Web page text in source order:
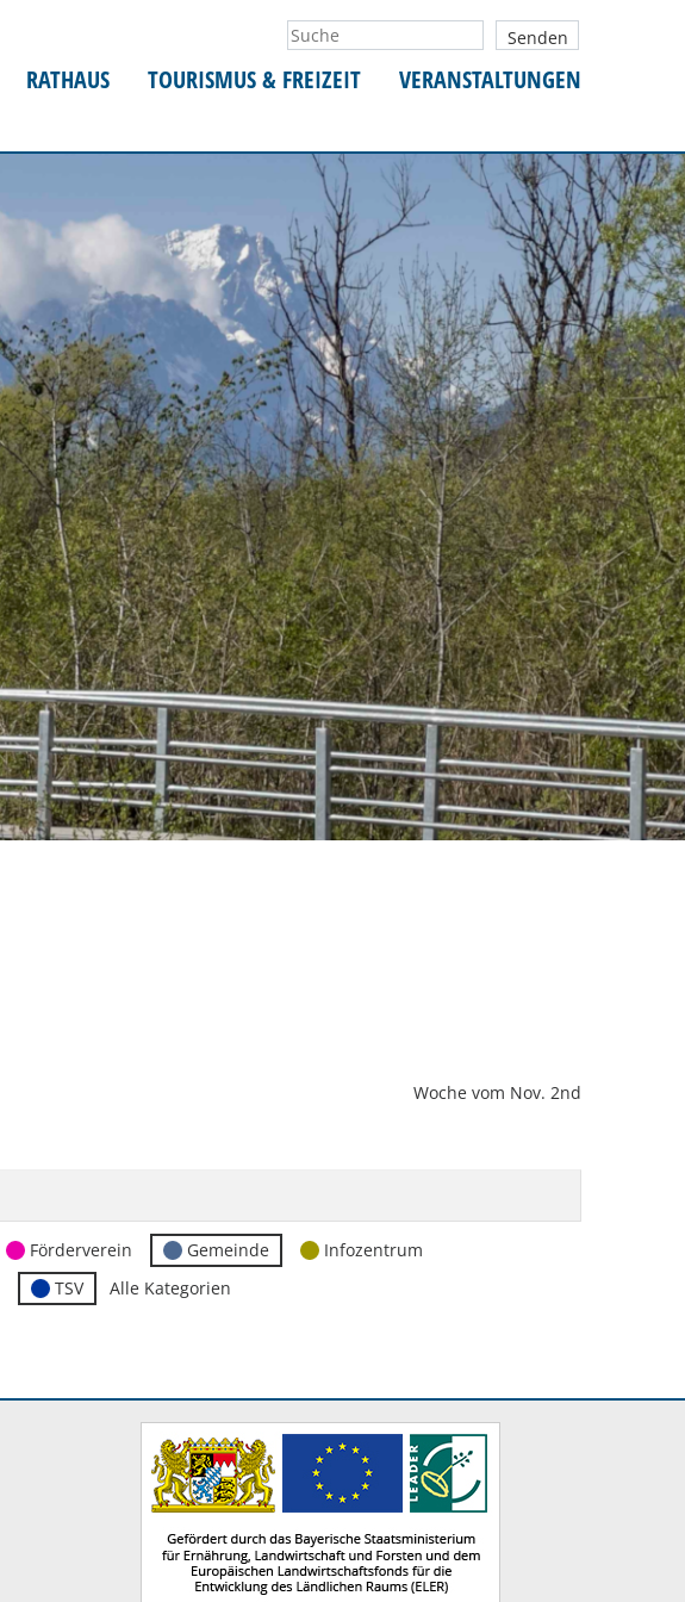
RATHAUS TOURISMUS & FREIZEIT VERANSTALTUNGEN
Woche vom Nov. 2nd
Förderverein Gemeinde
Infozentrum
TSV
Alle Kategorien